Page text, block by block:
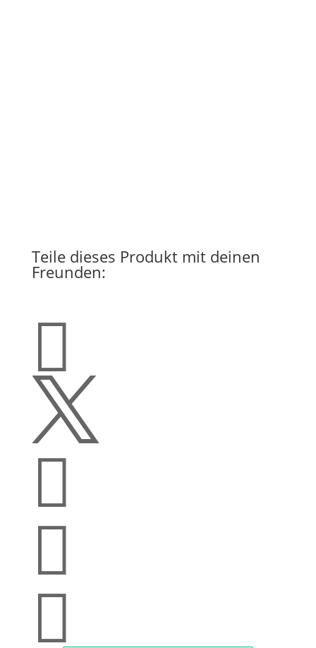
Teile dieses Produkt mit deinen
Freunden:




